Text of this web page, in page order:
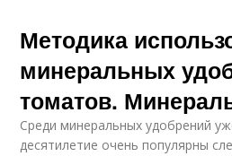
Методика
минеральных
томатов.
Среди минеральных удобрений
десятилетие очень популярны